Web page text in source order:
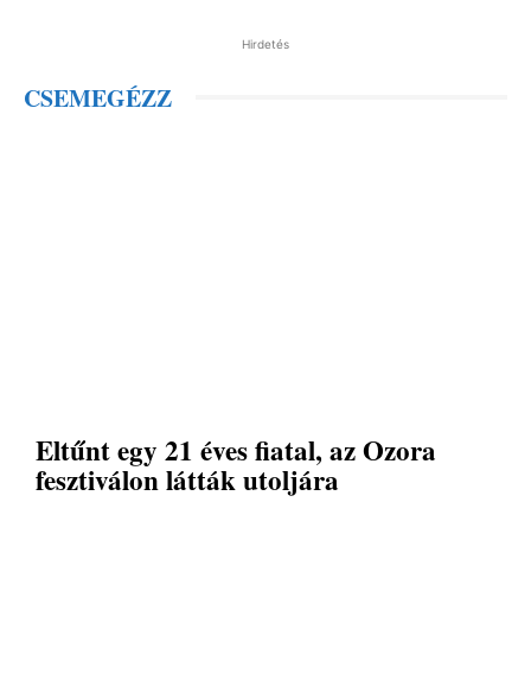
Hirdetés
CSEMEGÉZZ
Eltűnt egy 21 éves fiatal, az Ozora
fesztiválon látták utoljára